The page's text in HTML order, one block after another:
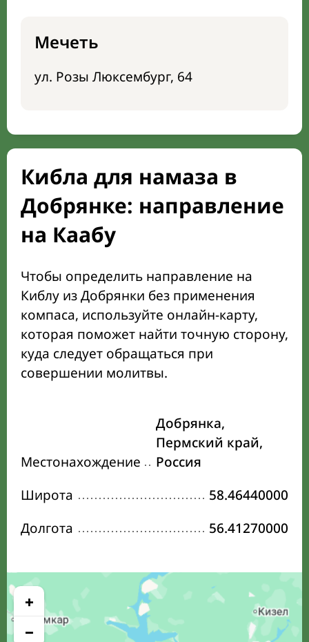
Мечеть
ул. Розы Люксембург, 64
Кибла для намаза в
Добрянке: направление
на Каабу
Чтобы определить направление на
Киблу из Добрянки без применения
компаса, используйте онлайн-карту,
которая поможет найти точную сторону,
куда следует обращаться при
совершении молитвы.
Местонахождение
Добрянка,
Пермский край,
Россия
Широта
58.46440000
Долгота
56.41270000
+
−